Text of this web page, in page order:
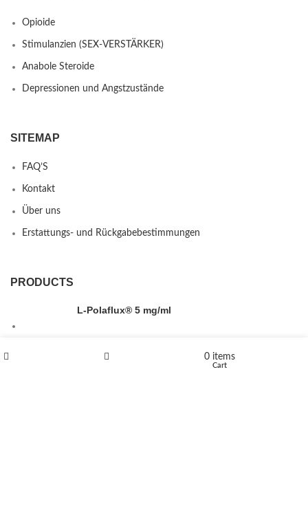
Opioide
Stimulanzien (SEX-VERSTÄRKER)
Anabole Steroide
Depressionen und Angstzustände
SITEMAP
FAQ’S
Kontakt
Über uns
Erstattungs- und Rückgabebestimmungen
PRODUCTS
L-Polaflux® 5 mg/ml
0 items
Cart